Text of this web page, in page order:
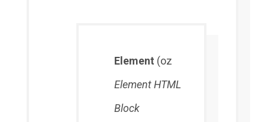
Element (oz
Element HTML
Block